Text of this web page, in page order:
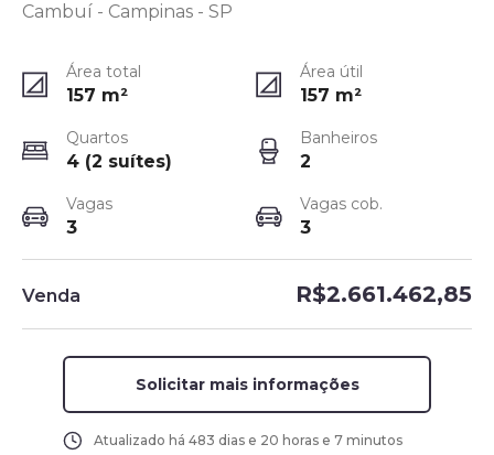
Cambuí - Campinas - SP
Área total
157 m²
Área útil
157 m²
Quartos
4 (2 suítes)
Banheiros
2
Vagas
3
Vagas cob.
3
Venda R$2.661.462,85
Solicitar mais informações
Atualizado há 483 dias e 20 horas e 7 minutos